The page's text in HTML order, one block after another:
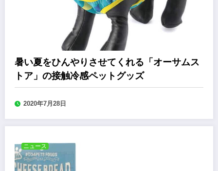
暑い夏をひんやりさせてくれる「オーサムス
トア」の接触冷感ペットグッズ
2020年7月28日
ニュース